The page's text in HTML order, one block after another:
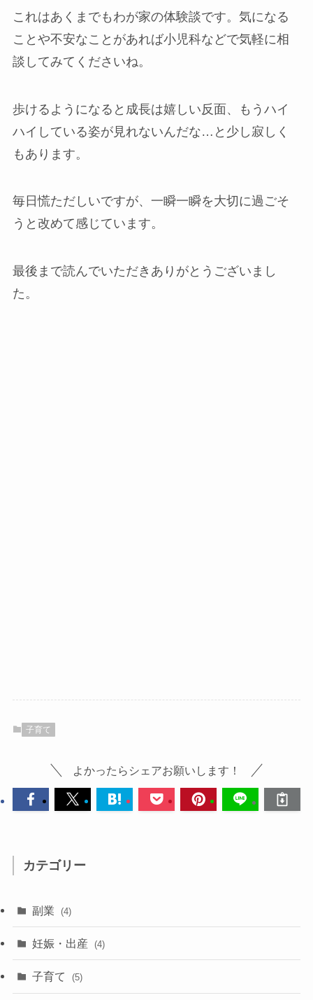
これはあくまでもわが家の体験談です。気になる
ことや不安なことがあれば小児科などで気軽に相
談してみてくださいね。
歩けるようになると成長は嬉しい反面、もうハイ
ハイしている姿が見れないんだな…と少し寂しく
もあります。
毎日慌ただしいですが、一瞬一瞬を大切に過ごそ
うと改めて感じています。
最後まで読んでいただきありがとうございまし
た。
子育て
よかったらシェアお願いします！
カテゴリー
副業 (4)
妊娠・出産 (4)
子育て (5)